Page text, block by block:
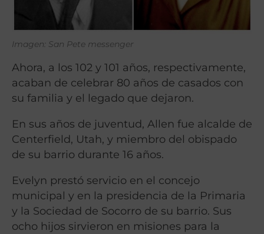
Imagen: San Pete messenger
Ahora, a los 102 y 101 años, respectivamente,
acaban de celebrar 80 años de casados con
su familia y el legado que dejaron.
En sus años de juventud, Allen fue alcalde de
Centerfield, Utah, y miembro del obispado
de su barrio durante 16 años.
Evelyn prestó servicio en el concejo
municipal y en la presidencia de la Primaria
y la Sociedad de Socorro de su barrio. Sus
ocho hijos sirvieron en misiones para la